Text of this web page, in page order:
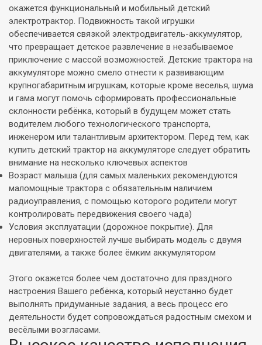
окажется функциональный и мобильный детский
электротрактор. Подвижность такой игрушки
обеспечивается связкой электродвигатель-аккумулятор,
что превращает детское развлечение в незабываемое
приключение с массой возможностей. Детские трактора на
аккумуляторе можно смело отнести к развивающим
крупногабаритным игрушкам, которые кроме веселья, шума
и гама могут помочь сформировать профессиональные
склонности ребёнка, который в будущем может стать
водителем любого технологического транспорта,
инженером или талантливым архитектором. Перед тем, как
купить детский трактор на аккумуляторе следует обратить
внимание на несколько ключевых аспектов
Возраст малыша (для самых маленьких рекомендуются
маломощные трактора с обязательным наличием
радиоуправления, с помощью которого родители могут
контролировать передвижения своего чада)
Условия эксплуатации (дорожное покрытие). Для
неровных поверхностей лучше выбирать модель с двумя
двигателями, а также более ёмким аккумулятором
Этого окажется более чем достаточно для праздного
настроения Вашего ребёнка, который неустанно будет
выполнять придуманные задания, а весь процесс его
деятельности будет сопровождаться радостным смехом и
весёлыми возгласами.